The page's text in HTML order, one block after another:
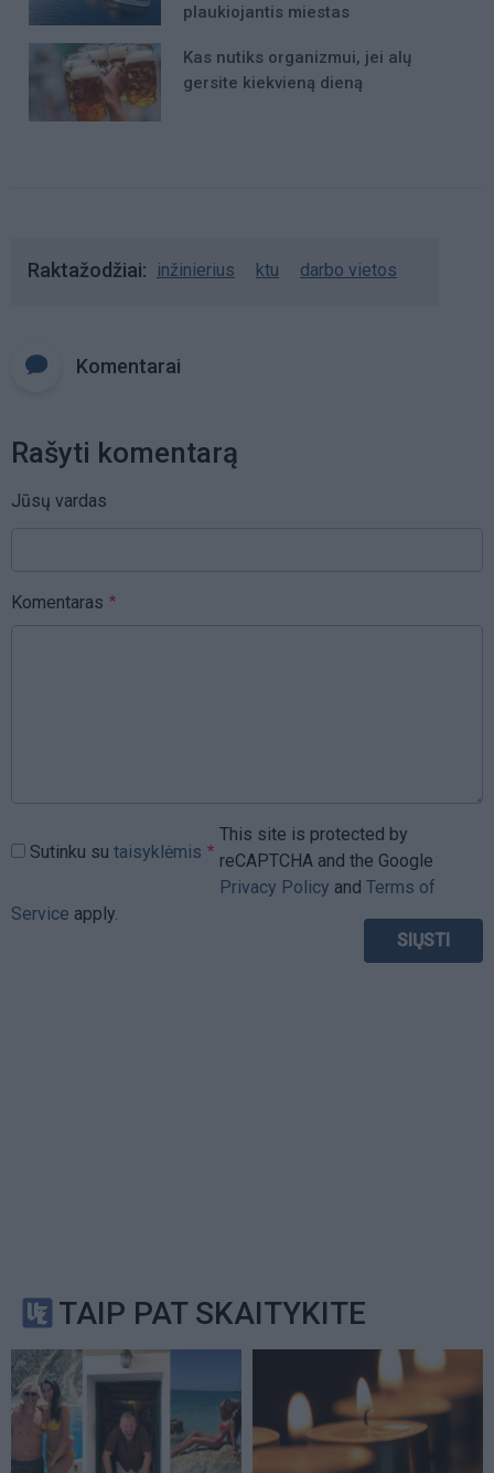
plaukiojantis miestas
Kas nutiks organizmui, jei alų
gersite kiekvieną dieną
Raktažodžiai inžinierius ktu darbo vietos
Komentarai
Rašyti komentarą
Jūsų vardas
Komentaras
Sutinku su taisyklėmis
This site is protected by
reCAPTCHA and the Google
Privacy Policy and Terms of
Service apply.
TAIP PAT SKAITYKITE